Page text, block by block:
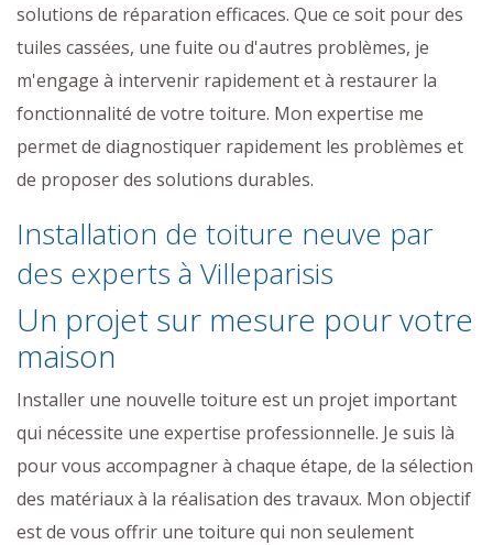
solutions de réparation efficaces. Que ce soit pour des
tuiles cassées, une fuite ou d'autres problèmes, je
m'engage à intervenir rapidement et à restaurer la
fonctionnalité de votre toiture. Mon expertise me
permet de diagnostiquer rapidement les problèmes et
de proposer des solutions durables.
Installation de toiture neuve par
des experts à Villeparisis
Un projet sur mesure pour votre
maison
Installer une nouvelle toiture est un projet important
qui nécessite une expertise professionnelle. Je suis là
pour vous accompagner à chaque étape, de la sélection
des matériaux à la réalisation des travaux. Mon objectif
est de vous offrir une toiture qui non seulement